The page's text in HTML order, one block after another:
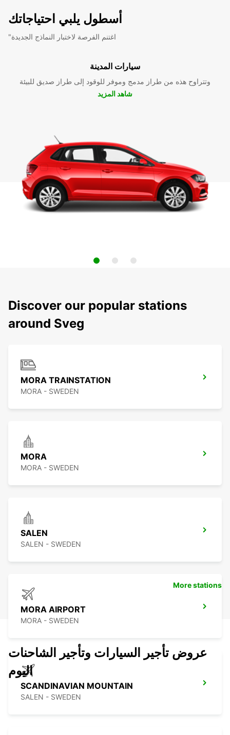
أسطول يلبي احتياجاتك
"اغتنم الفرصة لاختبار النماذج الجديدة
سيارات المدينة
وتتراوح هذه من طراز مدمج وموفر للوقود إلى طراز صديق للبيئة
شاهد المزيد
Discover our popular stations
around Sveg
MORA TRAINSTATION
MORA - SWEDEN
MORA
MORA - SWEDEN
SALEN
SALEN - SWEDEN
MORA AIRPORT
MORA - SWEDEN
SCANDINAVIAN MOUNTAIN
SALEN - SWEDEN
More stations
عروض تأجير السيارات وتأجير الشاحنات
اليوم